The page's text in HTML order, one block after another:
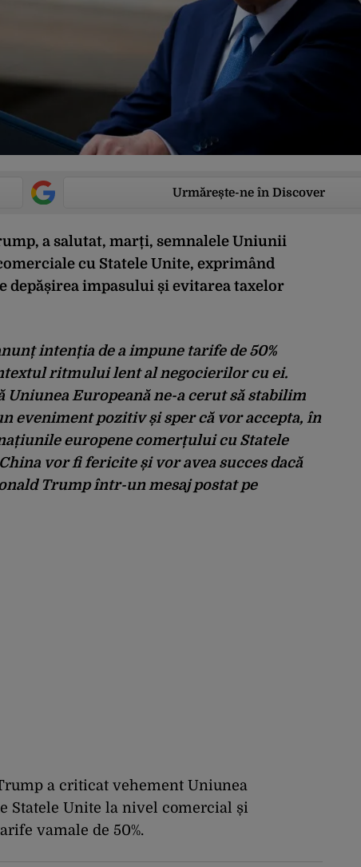
Urmărește-ne în Discover
a salutat, marți, semnalele Uniunii
cu Statele Unite, exprimând
depășirea impasului și evitarea taxelor
intenția de a impune tarife de 50%
ritmului lent al negocierilor cu ei.
Europeană ne-a cerut să stabilim
eveniment pozitiv și sper că vor accepta, în
europene comerțului cu Statele
vor fi fericite și vor avea succes dacă
Trump într-un mesaj postat pe
a criticat vehement Uniunea
Statele Unite la nivel comercial și
vamale de 50%.